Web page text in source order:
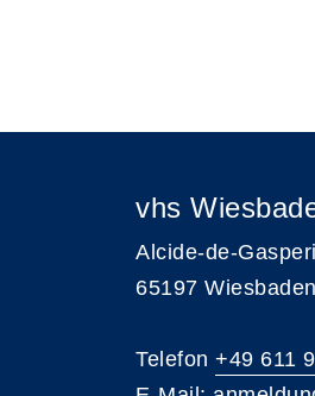
vhs
Alcide-de-
65197 Wiesbaden
Telefon +49 611